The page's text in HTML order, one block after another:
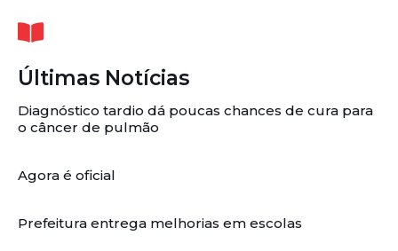
Últimas Notícias
Diagnóstico tardio dá poucas chances de cura para
o câncer de pulmão
Agora é oficial
Prefeitura entrega melhorias em escolas